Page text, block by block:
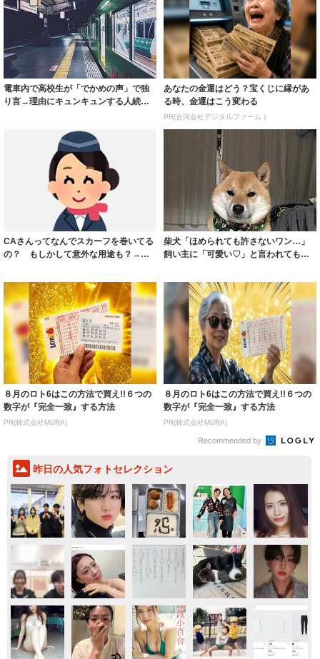
電車内で高校生が「でかめの声」で独
り言→理由にキュンキュンする人続出
あなたの金運はどう？宝くじに縁があ
る時、金運はこう変わる
PR(合同会社デジタルファーム )
CAさんってなんでスカーフを巻いてる
の？ もしかして意外な用途も？→知
柴犬「ほめられても許さないワン…」
飼い主に「可愛い♡」と言われても静
８月のロト6はこの方法で買え!!６つの
数字が『完全一致』する方法
PR(株式会社MURA)
８月のロト6はこの方法で買え!!６つの
数字が『完全一致』する方法
PR(株式会社MURA)
Recommended by
昨日の人気フォトセレクション